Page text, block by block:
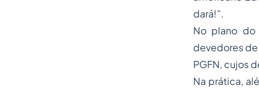
dará!”.
No plano do
devedores
PGFN, cujos
Na prática,